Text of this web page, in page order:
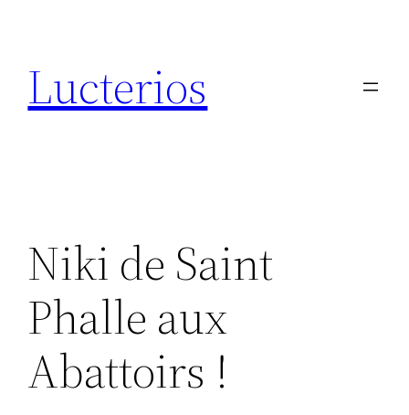
contenu
Lucterios
Niki de Saint
Phalle aux
Abattoirs !